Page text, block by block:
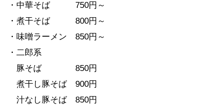
・中華そば 750円～
・煮干そば 800円～
・味噌ラーメン 850円～
・二郎系
豚そば 850円
煮干し豚そば 900円
汁なし豚そば 850円